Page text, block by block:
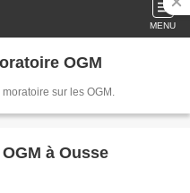
MENU
OGM
sur les OGM.
à Ousse